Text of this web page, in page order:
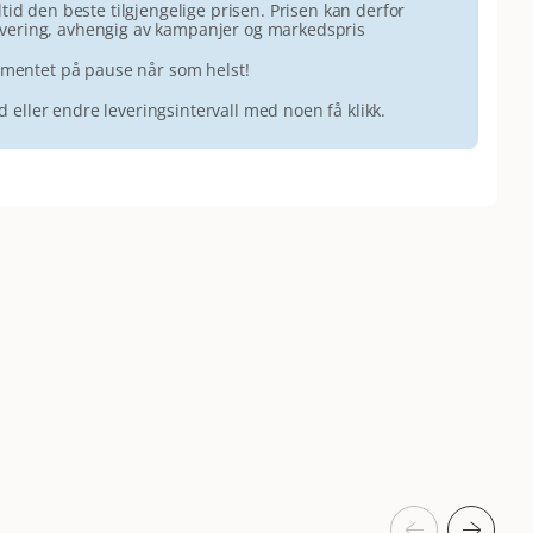
den beste tilgjengelige prisen. Prisen kan derfor
avhengig av kampanjer og markedspris
på pause når som helst!
eller endre leveringsintervall med noen få klikk.